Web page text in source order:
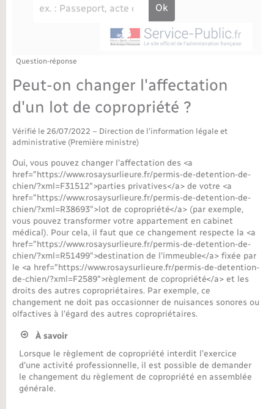
Recensement militaire
Concessions funéraires
Info jeunes
Maison des jeunes (11-17 ans)
Associations
Saison culturelle
Bibliothèques
Sport
Tourisme
Nouvel habitant
Nouvelle activité
Numérique
Organisation d’événement
Bornes de recharge électrique
Travaux - Autorisation d’occupation de l’espace
Agenda
La Communauté de communes
Plan interactif
Question-réponse
Peut-on changer l'affectation
d'un lot de copropriété ?
Vérifié le 26/07/2022 – Direction de l'information légale et
administrative (Première ministre)
Oui, vous pouvez changer l'affectation des <a
href="https://www.rosaysurlieure.fr/permis-de-detention-de-
chien/?xml=F31512">parties privatives</a> de votre <a
href="https://www.rosaysurlieure.fr/permis-de-detention-de-
chien/?xml=R38693">lot de copropriété</a> (par exemple,
vous pouvez transformer votre appartement en cabinet
médical). Pour cela, il faut que ce changement respecte la <a
href="https://www.rosaysurlieure.fr/permis-de-detention-de-
chien/?xml=R51499">destination de l'immeuble</a> fixée par
le <a href="https://www.rosaysurlieure.fr/permis-de-detention-
de-chien/?xml=F2589">règlement de copropriété</a> et les
droits des autres copropriétaires. Par exemple, ce
changement ne doit pas occasionner de nuisances sonores ou
olfactives à l'égard des autres copropriétaires.
À savoir
Lorsque le règlement de copropriété interdit l'exercice
d'une activité professionnelle, il est possible de demander
le changement du règlement de copropriété en assemblée
générale.